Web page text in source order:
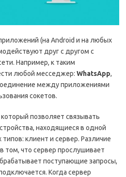
(на Android и на любых
друг с другом с
Например, к таким
любой месседжер: WhatsApp,
между приложениями
сокетов.
позволяет связывать
находящиеся в одной
клиент и сервер. Различие
том, что сервер прослушивает
поступающие запросы,
Когда сервер